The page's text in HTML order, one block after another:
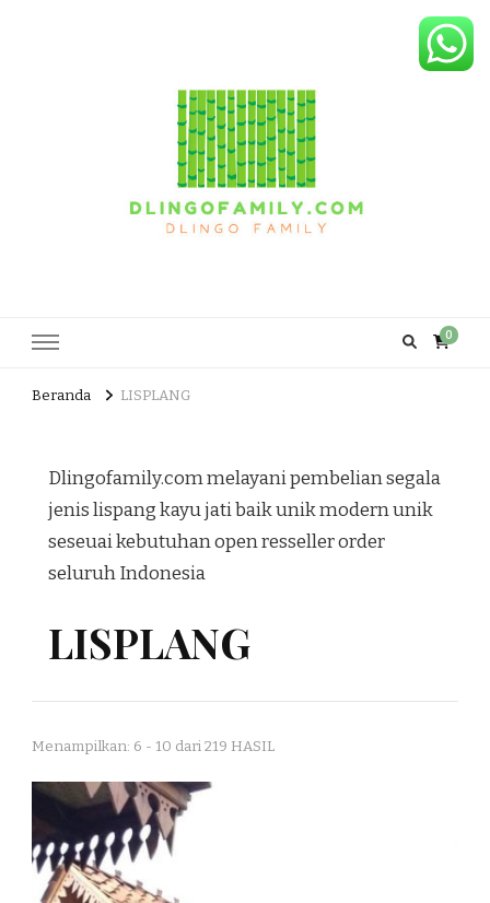
0
Beranda LISPLANG
Dlingofamily.com melayani pembelian segala
jenis lispang kayu jati baik unik modern unik
seseuai kebutuhan open resseller order
seluruh Indonesia
LISPLANG
Menampilkan: 6 - 10 dari 219 HASIL